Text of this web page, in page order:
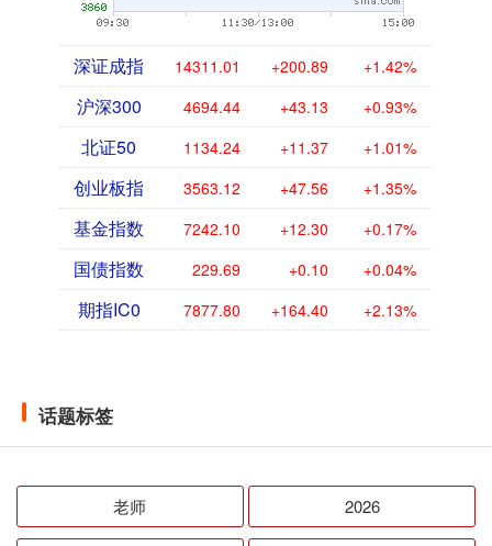
深证成指 14311.01 +200.89 +1.42%
沪深300 4694.44 +43.13 +0.93%
北证50 1134.24 +11.37 +1.01%
创业板指 3563.12 +47.56 +1.35%
基金指数 7242.10 +12.30 +0.17%
国债指数 229.69 +0.10 +0.04%
期指IC0 7877.80 +164.40 +2.13%
话题标签
老师 2026